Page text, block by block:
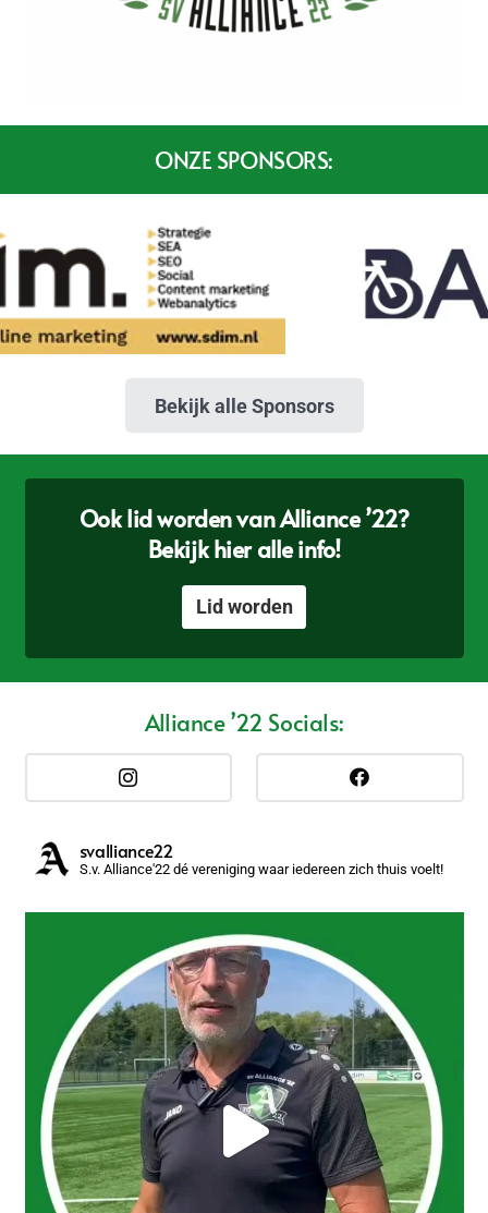
ONZE SPONSORS:
Bekijk alle Sponsors
Ook lid worden van Alliance ’22?
Bekijk hier alle info!
Lid worden
Alliance ’22 Socials:
svalliance22
S.v. Alliance'22 dé vereniging waar iedereen zich thuis voelt!